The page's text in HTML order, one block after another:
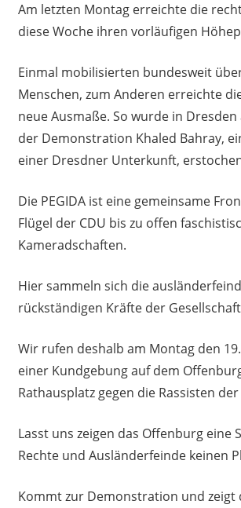
Am letzten Montag erreichte die
diese Woche ihren vorläufigen
Einmal mobilisierten bundesweit
Menschen, zum Anderen erreichte
neue Ausmaße. So wurde in
der Demonstration Khaled Bahray,
einer Dresdner Unterkunft,
Die PEGIDA ist eine gemeinsame
Flügel der CDU bis zu offen
Kameradschaften.
Hier sammeln sich die
rückständigen Kräfte der
Wir rufen deshalb am Montag den
einer Kundgebung auf dem
Rathausplatz gegen die Rassisten der
Lasst uns zeigen das Offenburg eine
Rechte und Ausländerfeinde keinen
Kommt zur Demonstration und zeigt